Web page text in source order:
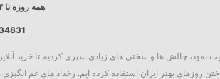
همه روزه تا ۲۴ بامداد
بصورت رسمی شروع به فعالیت نمود، چالش ها و سختی های زیادی
روزهای بهتر ایران استفاده کرده ایم. رخداد های غم